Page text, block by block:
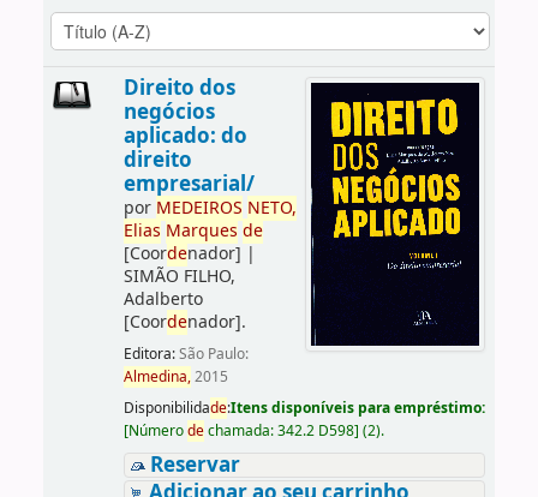
Direito dos
negócios
aplicado: do
direito
empresarial/
por MEDEIROS NETO,
Elias Marques de
[Coordenador] |
SIMÃO FILHO,
Adalberto
[Coordenador].
Editora:São Paulo:
Almedina,2015
Disponibilidade:Itens disponíveis para empréstimo:
[Númerodechamada:342.2 D598] (2).
Reservar